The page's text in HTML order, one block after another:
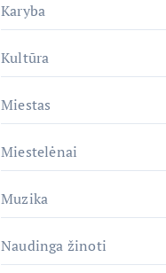
Karyba
Kultūra
Miestas
Miestelėnai
Muzika
Naudinga žinoti